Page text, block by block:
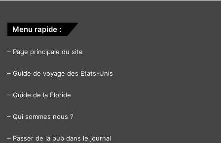
Menu rapide :
– Page principale du site
– Guide de voyage des Etats-Unis
– Guide de la Floride
– Qui sommes nous ?
– Passer de la pub dans le journal